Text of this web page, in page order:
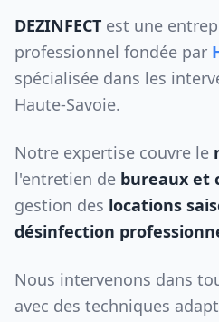
DEZINFECT est une
professionnel fondée par
spécialisée dans les
Haute-Savoie.
Notre expertise couvre le
l'entretien de bureaux et
gestion des locations
désinfection
Nous intervenons dans
avec des techniques